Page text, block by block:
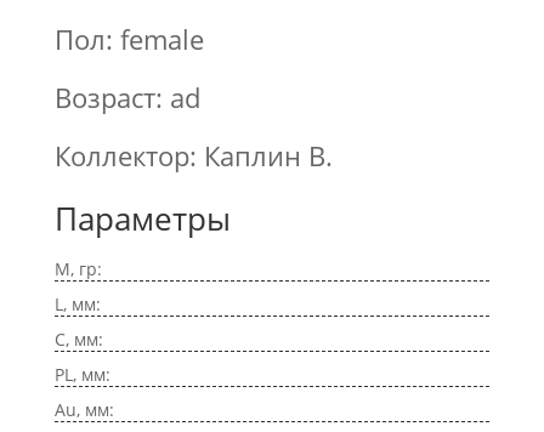
Пол: female
Возраст: ad
Коллектор: Каплин В.
Параметры
M, гр:
L, мм:
C, мм:
PL, мм:
Au, мм: